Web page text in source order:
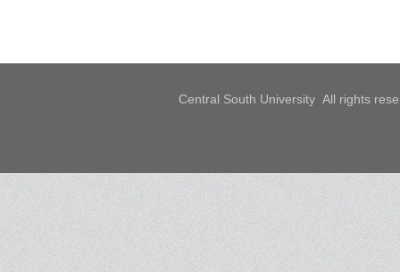
Central South University All rights